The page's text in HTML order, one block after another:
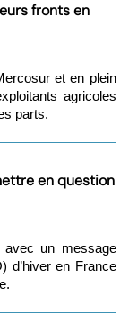
fronts en
et en plein
agricoles
parts.
en question
avec un message
d’hiver en France